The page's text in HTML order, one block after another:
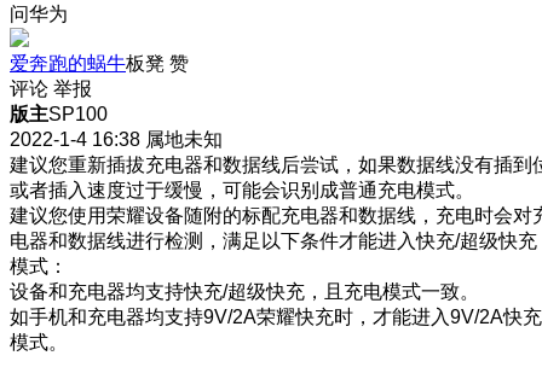
问华为
爱奔跑的蜗牛板凳 赞
评论 举报
版主SP100
2022-1-4 16:38 属地未知
建议您重新插拔充电器和数据线后尝试，如果数据线没有插到
或者插入速度过于缓慢，可能会识别成普通充电模式。
建议您使用荣耀设备随附的标配充电器和数据线，充电时会对
电器和数据线进行检测，满足以下条件才能进入快充/超级快充
模式：
设备和充电器均支持快充/超级快充，且充电模式一致。
如手机和充电器均支持9V/2A荣耀快充时，才能进入9V/2A快充
模式。